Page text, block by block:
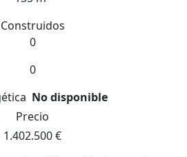
Construidos
0
0
No disponible
Precio
1.402.500 €